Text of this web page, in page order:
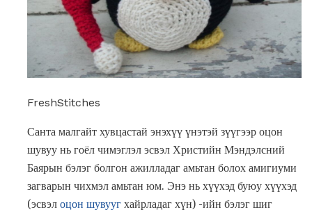
FreshStitches
Санта малгайт хувцастай энэхүү үнэтэй зүүгээр оцон
шувуу нь гоёл чимэглэл эсвэл Христийн Мэндэлсний
Баярын бэлэг болгон ажилладаг амьтан болох амигиуми
загварын чихмэл амьтан юм. Энэ нь хүүхэд буюу хүүхэд
(эсвэл оцон шувууг хайрладаг хүн) -ийн бэлэг шиг